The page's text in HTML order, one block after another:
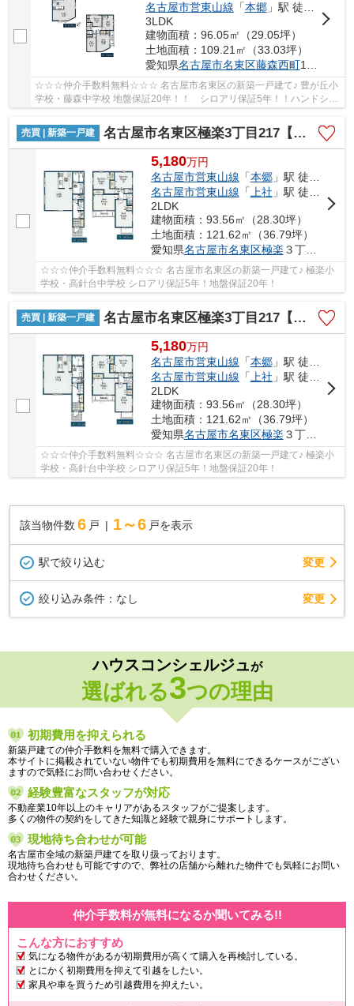
名古屋市営東山線 「本郷」駅 徒歩24分
3LDK
建物面積：96.05㎡（29.05坪）
土地面積：109.21㎡（33.03坪）
愛知県名古屋市名東区藤森西町1205
☆☆☆仲介手数料無料☆☆☆ 名古屋市名東区の新築一戸建て♪ 豊が丘小
学校・藤森中学校 地盤保証20年！！ シロアリ保証5年！！ハンドシャ
売買 | 新築一戸建
名古屋市名東区極楽3丁目217【仲介手数料無料】新築一戸建て 1号棟
5,180万円
名古屋市営東山線 「本郷」駅 徒歩35分
名古屋市営東山線 「上社 」駅 徒歩38分
2LDK
建物面積：93.56㎡（28.30坪）
土地面積：121.62㎡（36.79坪）
愛知県名古屋市名東区極楽 ３丁目217
☆☆☆仲介手数料無料☆☆☆ 名古屋市名東区の新築一戸建て♪ 極楽小
学校・高針台中学校 シロアリ保証5年！地盤保証20年！
売買 | 新築一戸建 名古屋市名東区極楽3丁目217【仲介手数料無料】新築一戸建て 2号棟
5,180万円
名古屋市営東山線 「本郷」駅 徒歩35分
名古屋市営東山線 「 上社 」駅 徒歩38分
2LDK
建物面積：93.56㎡（28.30坪）
土地面積：121.62㎡（36.79坪）
愛知県名古屋市名東区極楽 ３丁目217
☆☆☆仲介手数料無料☆☆☆ 名古屋市名東区の新築一戸建て♪ 極楽小
学校・高針台中学校 シロアリ保証5年！地盤保証20年！
該当物件数 6 戸 1～6 戸を表示
駅で絞り込む 変更
絞り込み条件： なし 変更
ハウスコンシェルジュが
選ばれる3つの理由
初期費用を抑えられる
新築戸建ての仲介手数料を無料で購入できます。
本サイトに掲載されていない物件でも初期費用を無料にできるケースがござい
ますので気軽にお問い合わせください。
経験豊富なスタッフが対応
不動産業10年以上のキャリアがあるスタッフがご提案します。
多くの物件の契約をしてきた知識と経験で親身にサポートします。
現地待ち合わせが可能
名古屋市全域の新築戸建てを取り扱っております。
現地待ち合わせも可能ですので、弊社の店舗から離れた物件でも気軽にお問い
合わせください。
仲介手数料が無料になるか聞いてみる!!
こんな方におすすめ
気になる物件があるが初期費用が高くて購入を再検討している。
とにかく初期費用を抑えて引越をしたい。
家具や車を買うため引越費用を抑えたい。